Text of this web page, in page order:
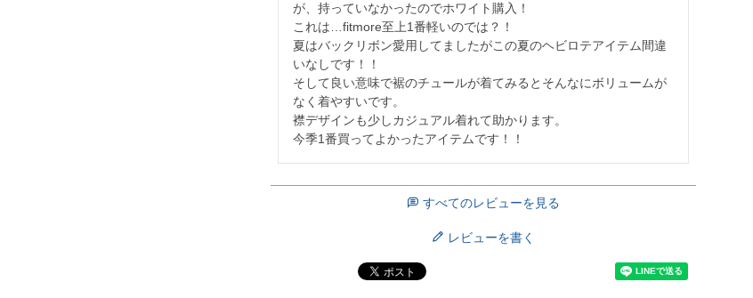
が、持っていなかったのでホワイト購入！
これは…fitmore至上1番軽いのでは？！
夏はバックリボン愛用してましたがこの夏のヘビロテアイテム間違
いなしです！！
そして良い意味で裾のチュールが着てみるとそんなにボリュームが
なく着やすいです。
襟デザインも少しカジュアル着れて助かります。
今季1番買ってよかったアイテムです！！
すべてのレビューを見る
レビューを書く